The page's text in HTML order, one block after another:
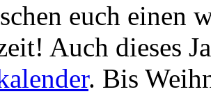
euch einen
Auch dieses
. Bis